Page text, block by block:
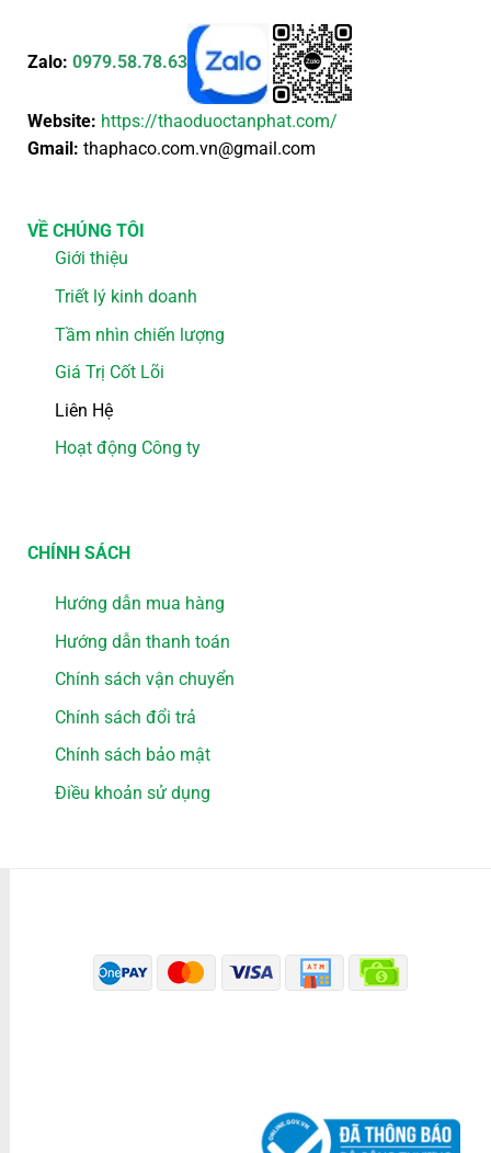
Zalo: 0979.58.78.63
Website: https://thaoduoctanphat.com/
Gmail: thaphaco.com.vn@gmail.com
VỀ CHÚNG TÔI
Giới thiệu
Triết lý kinh doanh
Tầm nhìn chiến lượng
Giá Trị Cốt Lõi
Liên Hệ
Hoạt động Công ty
CHÍNH SÁCH
Hướng dẫn mua hàng
Hướng dẫn thanh toán
Chính sách vận chuyển
Chính sách đổi trả
Chính sách bảo mật
Điều khoản sử dụng